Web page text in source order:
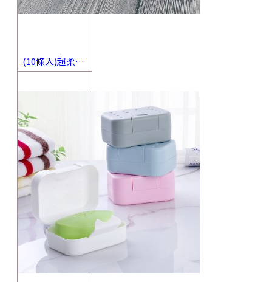
(10條入)超柔軟抹布 不沾油洗碗巾 多用途擦拭布